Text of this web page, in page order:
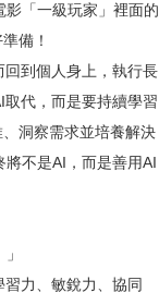
「一級玩家」裡面的
備！
到個人身上，執行長
代，而是要持續學習
洞察需求並培養解決
不是AI，而是善用AI
力、敏銳力、協同